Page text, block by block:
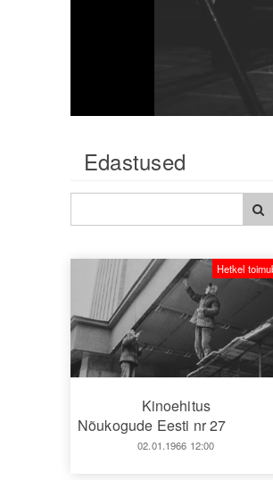
Edastused
Kinoehitus
Nõukogude Eesti nr 27
02.01.1966 12:00
Hetkel